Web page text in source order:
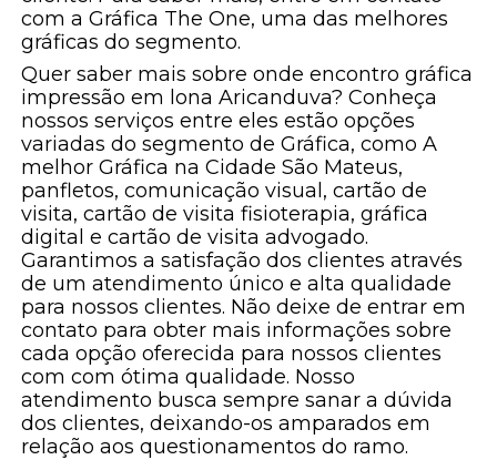
com a Gráfica The One, uma das melhores
gráficas do segmento.
Quer saber mais sobre onde encontro gráfica
impressão em lona Aricanduva? Conheça
nossos serviços entre eles estão opções
variadas do segmento de Gráfica, como A
melhor Gráfica na Cidade São Mateus,
panfletos, comunicação visual, cartão de
visita, cartão de visita fisioterapia, gráfica
digital e cartão de visita advogado.
Garantimos a satisfação dos clientes através
de um atendimento único e alta qualidade
para nossos clientes. Não deixe de entrar em
contato para obter mais informações sobre
cada opção oferecida para nossos clientes
com com ótima qualidade. Nosso
atendimento busca sempre sanar a dúvida
dos clientes, deixando-os amparados em
relação aos questionamentos do ramo.